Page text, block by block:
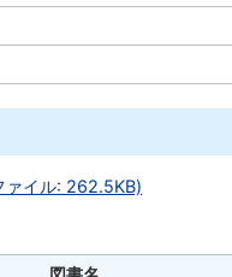
ァイル: 262.5KB)